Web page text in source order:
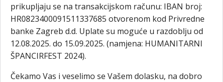
prikupljaju se na transakcijskom računu: IBAN broj:
HR0823400091511337685 otvorenom kod Privredne
banke Zagreb d.d. Uplate su moguće u razdoblju od
12.08.2025. do 15.09.2025. (namjena: HUMANITARNI
ŠPANCIRFEST 2024).
Čekamo Vas i veselimo se Vašem dolasku, na dobro